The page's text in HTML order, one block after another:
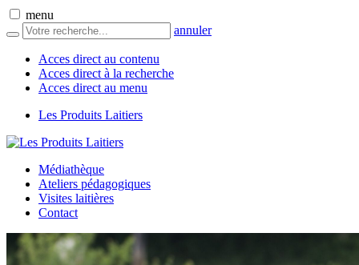
menu
annuler
Acces direct au contenu
Acces direct à la recherche
Acces direct au menu
Les Produits Laitiers
Médiathèque
Ateliers pédagogiques
Visites laitières
Contact